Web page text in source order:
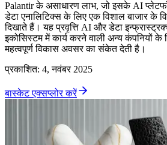
Palantir के असाधारण लाभ, जो इसके AI
डेटा एनालिटिक्स के लिए एक विशाल बाजार के
दिखाते हैं। यह प्रवृत्ति AI और डेटा
इकोसिस्टम में कार्य करने वाली अन्य कंपनियों के
महत्वपूर्ण विकास अवसर का संकेत देती है।
प्रकाशित: 4, नवंबर 2025
बास्केट एक्सप्लोर करें